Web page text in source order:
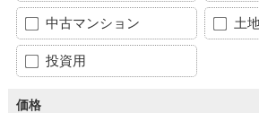
中古マンション 土
投資用
価格